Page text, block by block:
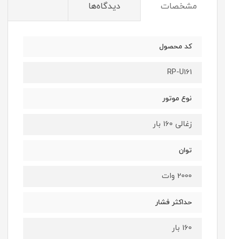
مشخصات دیدگاه‌ها
کد محصول
RP-U161
نوع موتور
زغالی 160 بار
توان
2000 وات
حداکثر فشار
160 بار